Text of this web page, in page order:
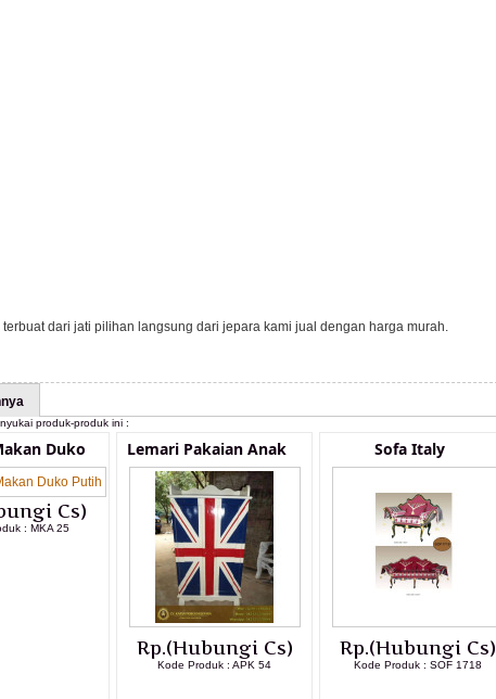
terbuat dari jati pilihan langsung dari jepara kami jual dengan harga murah.
produk-produk ini :
Duko
Cs)
: MKA 25
Lemari Pakaian Anak
Rp.(Hubungi Cs)
Kode Produk : APK 54
Sofa Italy
Rp.(Hubungi Cs)
Kode Produk : SOF 1718